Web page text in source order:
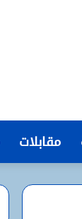
مقابلات